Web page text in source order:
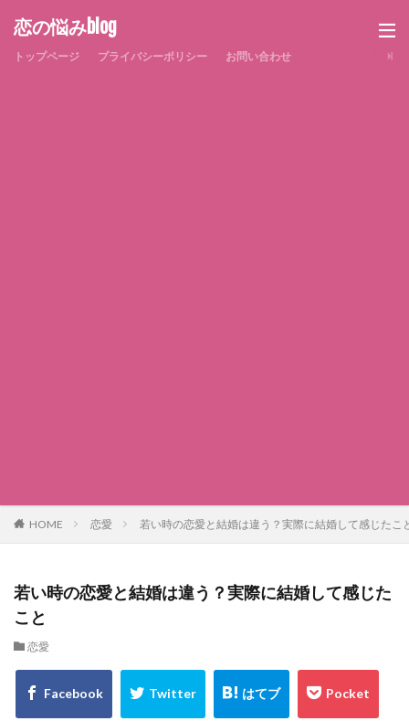
恋の悩みblog
トップページ プライバシーポリシー お問い合わせ
HOME 恋愛 若い時の恋愛と結婚は違う？実際に結婚して感じたこ
若い時の恋愛と結婚は違う？実際に結婚して感じた
こと
恋愛